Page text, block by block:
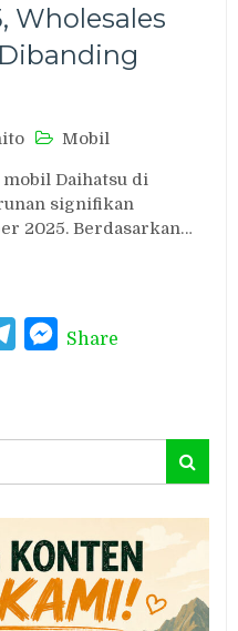
Wholesales
Mobil
Daihatsu di
signifikan
2025. Berdasarkan…
TelegramMessenger
Share
Search